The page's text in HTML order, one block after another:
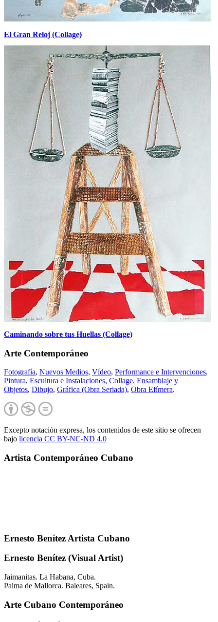
El Gran Reloj (Collage)
Caminando sobre tus Huellas (Collage)
Arte Contemporáneo
Fotografía, Nuevos Medios, Vídeo, Performance e Intervenciones,
Pintura, Escultura e Instalaciones, Collage, Ensamblaje y
Objetos, Dibujo, Gráfica (Obra Seriada), Obra Efímera.
Excepto notación expresa, los contenidos de este sitio se ofrecen
bajo licencia CC BY-NC-ND 4.0
Artista Contemporáneo Cubano
Ernesto Benítez Artista Cubano
Ernesto Benítez (Visual Artist)
Jaimanitas. La Habana, Cuba.
Palma de Mallorca. Baleares, Spain.
Arte Cubano Contemporáneo